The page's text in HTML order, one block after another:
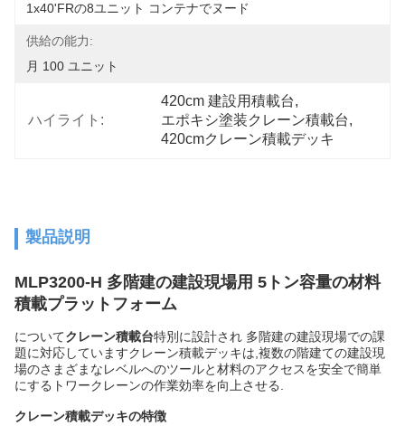
1x40'FRの8ユニット コンテナでヌード
供給の能力:
月 100 ユニット
ハイライト:
420cm 建設用積載台,
エポキシ塗装クレーン積載台,
420cmクレーン積載デッキ
製品説明
MLP3200-H 多階建の建設現場用 5トン容量の材料
積載プラットフォーム
についてクレーン積載台特別に設計され 多階建の建設現場での課
題に対応していますクレーン積載デッキは,複数の階建ての建設現
場のさまざまなレベルへのツールと材料のアクセスを安全で簡単
にするトワークレーンの作業効率を向上させる.
クレーン積載デッキの特徴